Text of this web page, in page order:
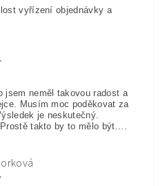
vyřízení objednávky a
jsem neměl takovou radost a
Musím moc poděkovat za
je neskutečný.
takto by to mělo být....